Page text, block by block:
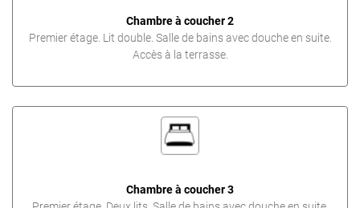
Chambre à coucher 2
Premier étage. Lit double. Salle de bains avec douche en suite.
Accès à la terrasse.
Chambre à coucher 3